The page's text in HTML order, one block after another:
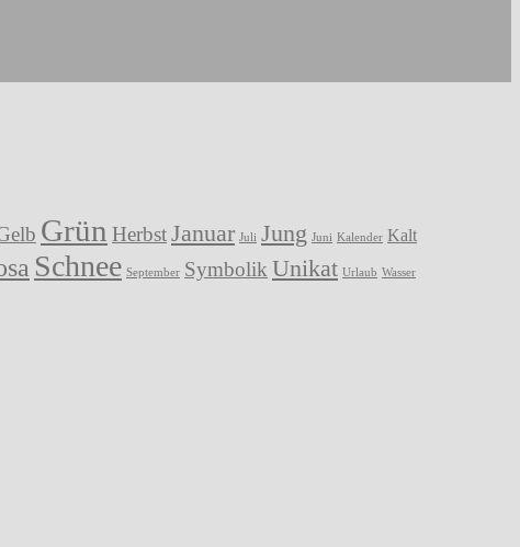
Grün HerbstJanuar Juli Jung Juni Kalender Kalt
Schnee September Symbolik Unikat Urlaub Wasser